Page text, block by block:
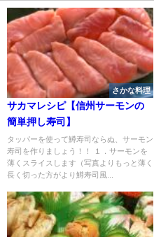
さかな料理
サカマレシピ【信州サーモンの
簡単押し寿司】
タッパーを使って鱒寿司ならぬ、サーモン
寿司を作りましょう！！ １．サーモンを
薄くスライスします（写真よりもっと薄く
長く切った方がより鱒寿司風...